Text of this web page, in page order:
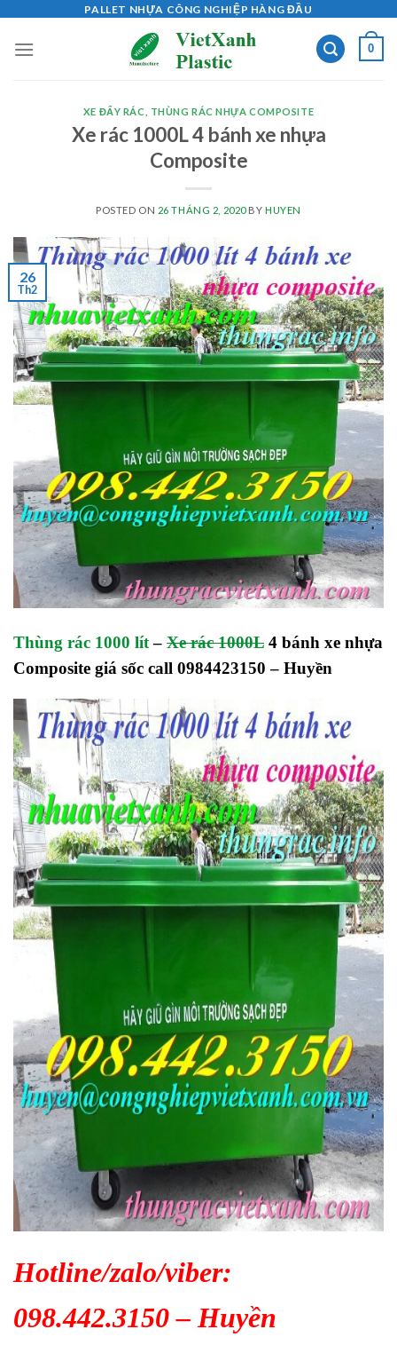
content
PALLET NHỰA CÔNG NGHIỆP HÀNG ĐẦU
0
XE ĐẨY RÁC THÙNG RÁC NHỰA COMPOSITE
Xe rác 1000L 4 bánh xe nhựa
Composite
POSTED ON 26 THÁNG 2, 2020BY HUYEN
26
Th2
Thùng rác 1000 lít– Xe rác 1000L 4 bánh xe nhựa
Composite giá sốc call 0984423150 – Huyền
Hotline/zalo/viber:
098.442.3150 – Huyền